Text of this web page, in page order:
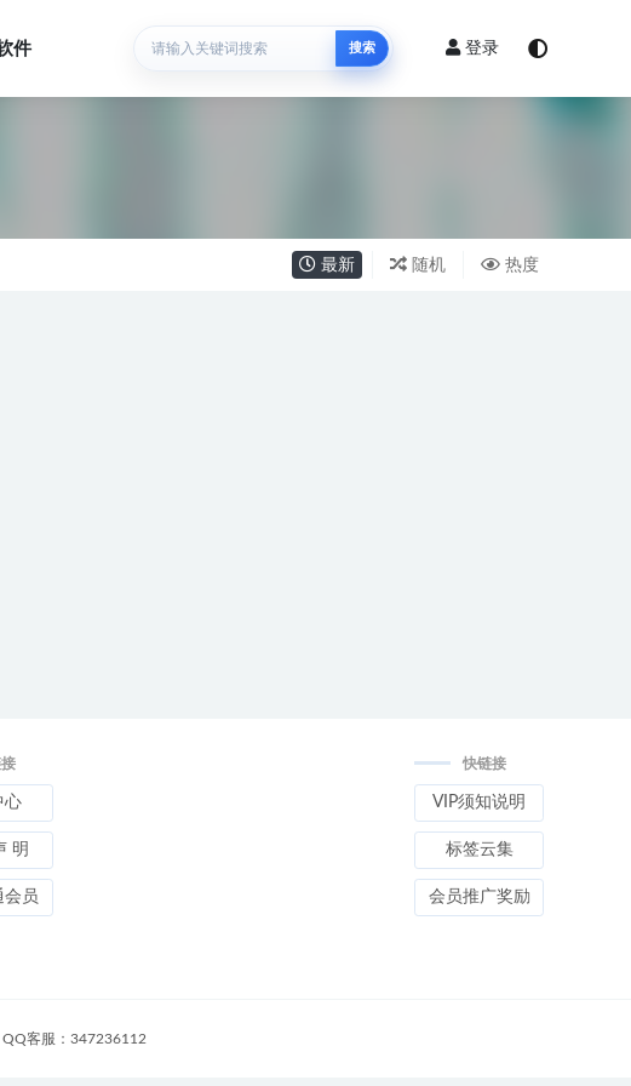
件 搜索 登录
最新 随机 热度
心
明
会员
快链接
VIP须知说明
标签云集
会员推广奖励
QQ客服：347236112